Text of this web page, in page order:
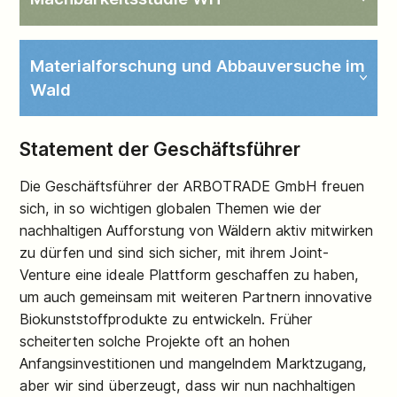
Materialforschung und Abbauversuche im
Wald
Statement der Geschäftsführer
Die Geschäftsführer der ARBOTRADE GmbH freuen
sich, in so wichtigen globalen Themen wie der
nachhaltigen Aufforstung von Wäldern aktiv mitwirken
zu dürfen und sind sich sicher, mit ihrem Joint-
Venture eine ideale Plattform geschaffen zu haben,
um auch gemeinsam mit weiteren Partnern innovative
Biokunststoffprodukte zu entwickeln. Früher
scheiterten solche Projekte oft an hohen
Anfangsinvestitionen und mangelndem Marktzugang,
aber wir sind überzeugt, dass wir nun nachhaltigen